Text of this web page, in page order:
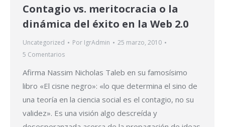
Contagio vs. meritocracia o la
dinámica del éxito en la Web 2.0
Uncategorized Por IgrAdmin
25 marzo, 2010
5 Comentarios
Afirma Nassim Nicholas Taleb en su famosísimo
libro «El cisne negro»: «lo que determina el sino de
una teoría en la ciencia social es el contagio, no su
validez». Es una visión algo descreída y